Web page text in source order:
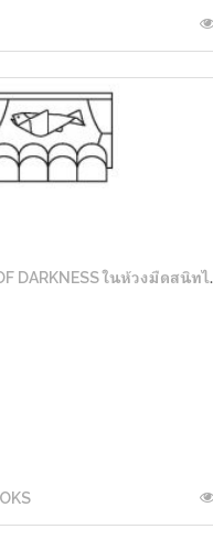
ากินโซเดียมทั้งสัปดาห์
DARKNESS ในห้วงมืดสนิทไม่มิดแสง